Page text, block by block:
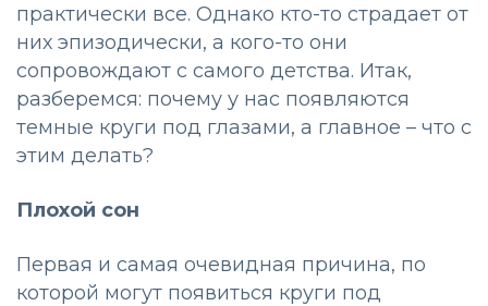
практически все. Однако кто-то страдает от
них эпизодически, а кого-то они
сопровождают с самого детства. Итак,
разберемся: почему у нас появляются
темные круги под глазами, а главное – что с
этим делать?
Плохой сон
Первая и самая очевидная причина, по
которой могут появиться круги под